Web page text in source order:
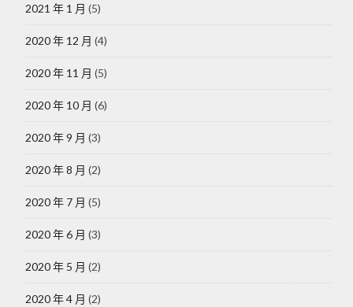
2021 年 1 月 (5)
2020 年 12 月 (4)
2020 年 11 月 (5)
2020 年 10 月 (6)
2020 年 9 月 (3)
2020 年 8 月 (2)
2020 年 7 月 (5)
2020 年 6 月 (3)
2020 年 5 月 (2)
2020 年 4 月 (2)